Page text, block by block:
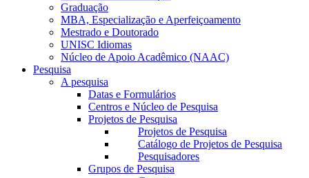
Graduação
MBA, Especialização e Aperfeiçoamento
Mestrado e Doutorado
UNISC Idiomas
Núcleo de Apoio Acadêmico (NAAC)
Pesquisa
A pesquisa
Datas e Formulários
Centros e Núcleo de Pesquisa
Projetos de Pesquisa
Projetos de Pesquisa
Catálogo de Projetos de Pesquisa
Pesquisadores
Grupos de Pesquisa